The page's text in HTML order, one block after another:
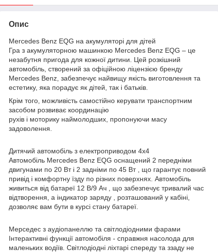
Опис
Mercedes Benz EQG на акумуляторі для дітей
Гра з акумуляторною машинкою Mercedes Benz EQG – це
незабутня пригода для кожної дитини. Цей розкішний
автомобіль, створений за офіційною ліцензією бренду
Mercedes Benz, забезпечує найвищу якість виготовлення та
естетику, яка порадує як дітей, так і батьків.
Крім того, можливість самостійно керувати транспортним
засобом розвиває координацію
рухів і моторику наймолодших, пропонуючи масу
задоволення.
Дитячий автомобіль з електроприводом 4х4
Автомобіль Mercedes Benz EQG оснащений 2 передніми
двигунами по 20 Вт і 2 задніми по 45 Вт , що гарантує повний
привід і комфортну їзду по різних поверхнях. Автомобіль
живиться від батареї 12 В/9 Ач , що забезпечує тривалий час
відтворення, а індикатор заряду , розташований у кабіні,
дозволяє вам бути в курсі стану батареї.
Мерседес з аудіопанеллю та світлодіодними фарами
Інтерактивні функції автомобіля - справжня насолода для
маленьких водіїв. Світлодіодні ліхтарі спереду та ззаду не